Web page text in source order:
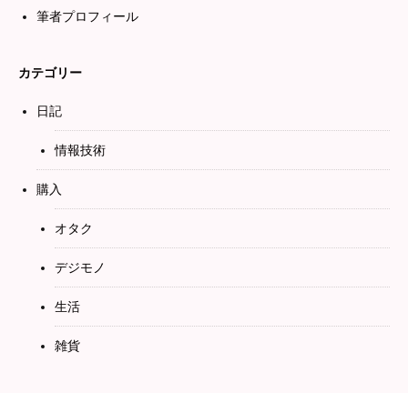
筆者プロフィール
カテゴリー
日記
情報技術
購入
オタク
デジモノ
生活
雑貨